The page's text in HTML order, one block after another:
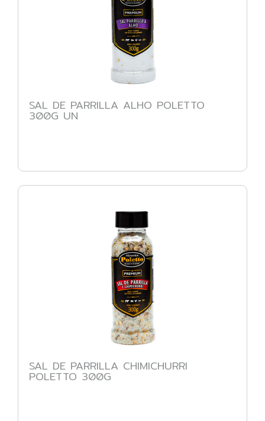
SAL DE PARRILLA ALHO POLETTO
300G UN
SAL DE PARRILLA CHIMICHURRI
POLETTO 300G